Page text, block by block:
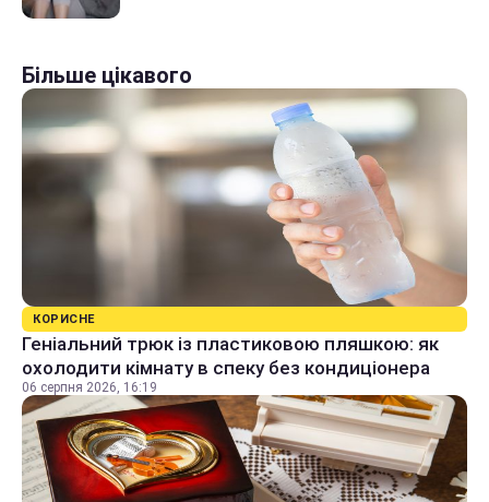
Більше цікавого
КОРИСНЕ
Геніальний трюк із пластиковою пляшкою: як
охолодити кімнату в спеку без кондиціонера
06 серпня 2026, 16:19